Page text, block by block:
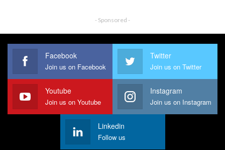
- Sponsored -
Facebook
Join us on Facebook
Twitter
Join us on Twitter
Youtube
Join us on Youtube
Instagram
Join us on Instagram
Linkedin
Follow us